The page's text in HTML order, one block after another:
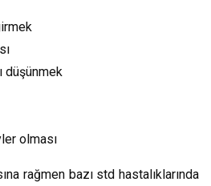
düşünmek
olması
rağmen bazı std hastalıklarında